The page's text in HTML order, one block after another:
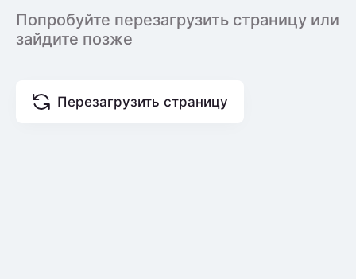
Попробуйте перезагрузить страницу или
зайдите позже
Перезагрузить страницу